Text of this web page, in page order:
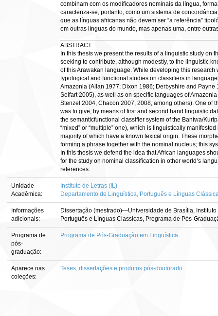
combinam com os modificadores nominais da língua,
caracteriza-se, portanto, como um sistema de
que as línguas africanas não devem ser “a referência”
em outras línguas do mundo, mas apenas uma, entre
ABSTRACT
In this thesis we present the results of a linguistic study on
seeking to contribute, although modestly, to the linguistic
of this Arawakan language. While developing this
typological and functional studies on classifiers in
Amazonia (Allan 1977; Dixon 1986; Derbyshire and
Seifart 2005), as well as on specific languages of
Stenzel 2004, Chacon 2007, 2008, among others). One of
was to give, by means of first and second hand linguistic
the semanticfunctional classifier system of the Baníwa/
“mixed” or “multiple” one), which is linguistically
majority of which have a known lexical origin. These
forming a phrase together with the nominal nucleus; this
In this thesis we defend the idea that African languages
for the study on nominal classification in other world’s
references.
Unidade
Acadêmica:
Instituto de Letras (IL)
Departamento de Linguística, Português e Línguas
Informações
adicionais:
Dissertação (mestrado)—Universidade de Brasília,
Português e Línguas Classicas, Programa de Pós-
Programa de
pós-
graduação:
Programa de Pós-Graduação em Linguística
Aparece nas
coleções:
Teses, dissertações e produtos pós-doutorado